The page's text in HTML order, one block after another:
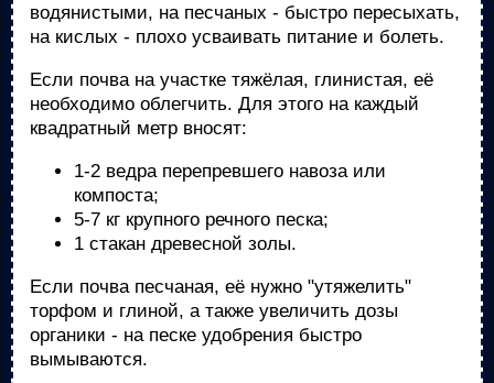
водянистыми, на песчаных - быстро пересыхать,
на кислых - плохо усваивать питание и болеть.
Если почва на участке тяжёлая, глинистая, её
необходимо облегчить. Для этого на каждый
квадратный метр вносят:
1-2 ведра перепревшего навоза или
компоста;
5-7 кг крупного речного песка;
1 стакан древесной золы.
Если почва песчаная, её нужно "утяжелить"
торфом и глиной, а также увеличить дозы
органики - на песке удобрения быстро
вымываются.